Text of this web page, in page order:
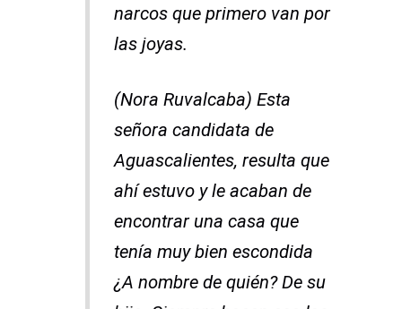
narcos que primero van por
las joyas.
(Nora Ruvalcaba) Esta
señora candidata de
Aguascalientes, resulta que
ahí estuvo y le acaban de
encontrar una casa que
tenía muy bien escondida
¿A nombre de quién? De su